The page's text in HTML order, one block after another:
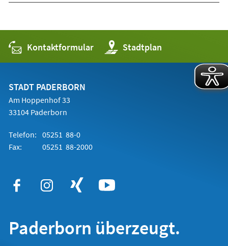
Kontaktformular Stadtplan
(Öffnet
in
einem
STADT PADERBORN
Am Hoppenhof 33
33104 Paderborn
Telefon: 05251 88-0
Fax:
05251 88-2000
Paderborn überzeugt.